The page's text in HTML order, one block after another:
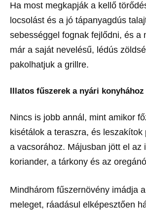
Ha most megkapják a kellő
locsolást és a jó tápanyagdús
sebességgel fognak fejlődni, és a
már a saját nevelésű, lédús
pakolhatjuk a grillre.
Illatos fűszerek a nyári konyhához
Nincs is jobb annál, mint amikor
kisétálok a teraszra, és leszakítok
a vacsorához. Májusban jött el az
koriander, a tárkony és az
Mindhárom fűszernövény imádja
meleget, ráadásul elképesztően